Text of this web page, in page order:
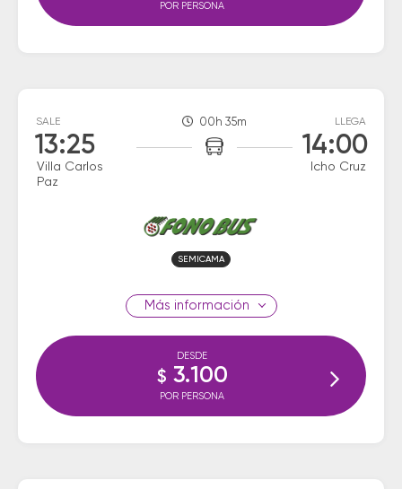
POR PERSONA
SALE
13:25
Villa Carlos
Paz
00h 35m LLEGA
14:00
Icho Cruz
SEMICAMA
información
DESDE
$ 3.100
POR PERSONA